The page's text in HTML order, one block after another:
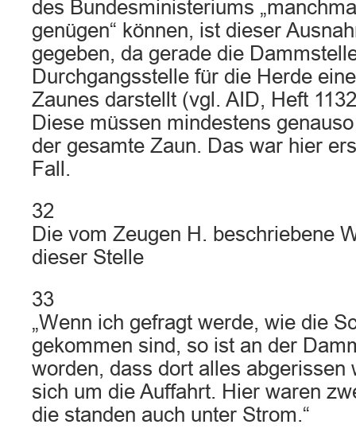
des Bundesministeriums
genügen“ können, ist dieser
gegeben, da gerade die
Durchgangsstelle für die Herde
Zaunes darstellt (vgl. AID, Heft
Diese müssen mindestens
der gesamte Zaun. Das war hier
Fall.
32
Die vom Zeugen H. beschriebene
dieser Stelle
33
„Wenn ich gefragt werde, wie die
gekommen sind, so ist an der
worden, dass dort alles
sich um die Auffahrt. Hier waren
die standen auch unter Strom.“